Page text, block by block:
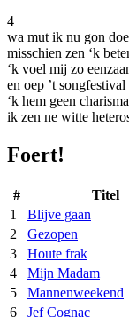
4
wa mut ik nu gon
misschien zen ‘k
‘k voel mij zo
en oep ’t
‘k hem geen
ik zen ne witte
Foert!
# Titel
1
Blijve gaan
2
Gezopen
3
Houte frak
4
Mijn Madam
5
Mannenweekend
6
Jef Cognac